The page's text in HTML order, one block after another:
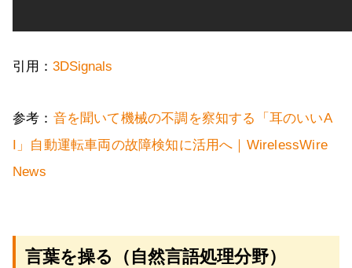
引用： 3DSignals
参考： 音を聞いて機械の不調を察知する「耳のいいA
I」自動運転車両の故障検知に活用へ｜WirelessWire
News
言葉を操る（自然言語処理分野）